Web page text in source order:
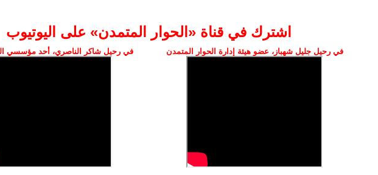
اشترك في قناة ‫«الحوار المتمدن» على اليوتيوب
في رحيل جليل شهباز، عضو هيئة إدارة الحوار المتمدن في رحيل شاكر الناصري، أحد مؤسسي